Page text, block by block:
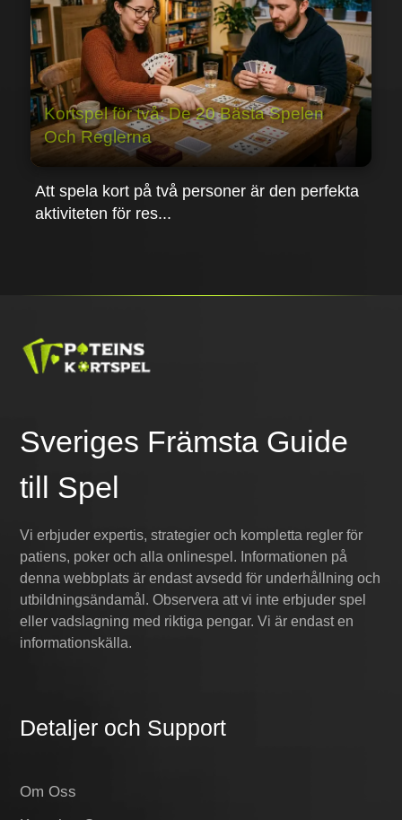
Kortspel för två: De 20 Bästa Spelen
Och Reglerna
Att spela kort på två personer är den perfekta
aktiviteten för res...
Sveriges Främsta Guide
till Spel
Vi erbjuder expertis, strategier och kompletta regler för
patiens, poker och alla onlinespel. Informationen på
denna webbplats är endast avsedd för underhållning och
utbildningsändamål. Observera att vi inte erbjuder spel
eller vadslagning med riktiga pengar. Vi är endast en
informationskälla.
Detaljer och Support
Om Oss